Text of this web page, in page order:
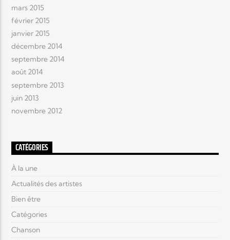
mars 2015
février 2015
janvier 2015
décembre 2014
septembre 2014
août 2014
septembre 2013
juin 2013
novembre 2012
CATÉGORIES
À la une
Actualités des artistes
Bien être
Catégories
Chanson